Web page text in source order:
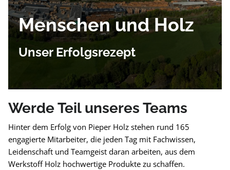
Menschen und Holz
Unser Erfolgsrezept
Werde Teil unseres Teams
Hinter dem Erfolg von Pieper Holz stehen rund 165
engagierte Mitarbeiter, die jeden Tag mit Fachwissen,
Leidenschaft und Teamgeist daran arbeiten, aus dem
Werkstoff Holz hochwertige Produkte zu schaffen.